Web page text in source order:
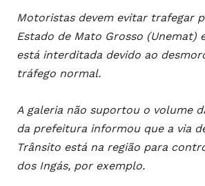
Motoristas devem evitar trafegar
Estado de Mato Grosso
está interditada devido ao
tráfego normal.
A galeria não suportou o volume
da prefeitura informou que a via
Trânsito está na região para
dos Ingás, por exemplo.